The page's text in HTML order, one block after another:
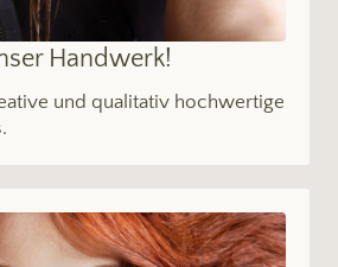
Handwerk!
und qualitativ hochwertige